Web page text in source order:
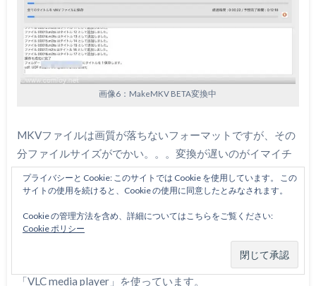
画像6：MakeMKV BETA変換中
MKVファイルは画質が落ちないフォーマットですが、その
分ファイルサイズがでかい。。。変換が遅いのがイマイチ
なところです。
では読めません
適当なビューワーを用意する必要がありますが、筆者は
「VLC media player」を使っています。
プライバシーと Cookie: このサイトでは Cookie を使用しています。 この
サイトの使用を続けると、Cookie の使用に同意したとみなされます。
Cookie の管理方法を含め、詳細についてはこちらをご覧ください:
Cookie ポリシー